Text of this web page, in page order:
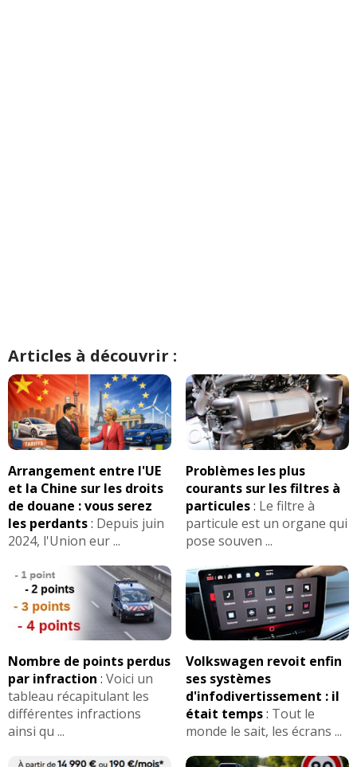
Articles à découvrir :
Arrangement entre l'UE
et la Chine sur les droits
de douane : vous serez
les perdants: Depuis juin
2024, l'Union eur ...
Problèmes les plus
courants sur les filtres à
particules: Le filtre à
particule est un organe qui
pose souven ...
Nombre de points perdus
par infraction : Voici un
tableau récapitulant les
différentes infractions
ainsi qu ...
Volkswagen revoit enfin
ses systèmes
d'infodivertissement : il
était temps: Tout le
monde le sait, les écrans ...